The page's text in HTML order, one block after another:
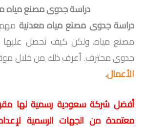
دراسة جدوى مصنع مياه
دراسة جدوى مصنع مياه معدنية
مصنع مياه. ولكن كيف تحصل
جدوى محترف. أعرف ذلك من خلال
الأعمال.
أفضل شركة سعودية رسمية لها
معتمدة من الجهات الرسمية